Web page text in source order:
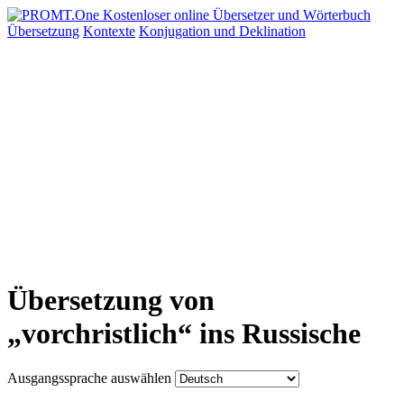
Übersetzung Kontexte Konjugation und Deklination
Übersetzung von
„vorchristlich“ ins Russische
Ausgangssprache auswählen